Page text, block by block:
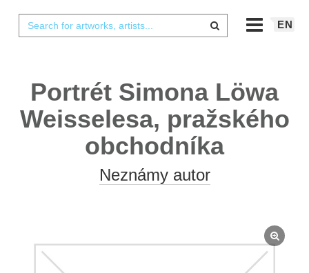
EN
Portrét Simona Löwa
Weisselesa, pražského
obchodníka
Neznámy autor